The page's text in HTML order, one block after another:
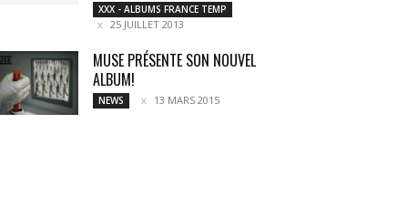
XXX - ALBUMS FRANCE TEMP
25 JUILLET 2013
MUSE PRÉSENTE SON NOUVEL
ALBUM!
NEWS 13 MARS 2015